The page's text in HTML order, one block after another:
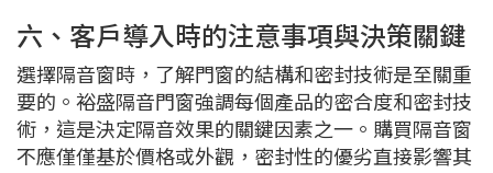
六、客戶導入時的注意事項與決策關鍵
選擇隔音窗時，了解門窗的結構和密封技術是至關重
要的。裕盛隔音門窗強調每個產品的密合度和密封技
術，這是決定隔音效果的關鍵因素之一。購買隔音窗
不應僅僅基於價格或外觀，密封性的優劣直接影響其